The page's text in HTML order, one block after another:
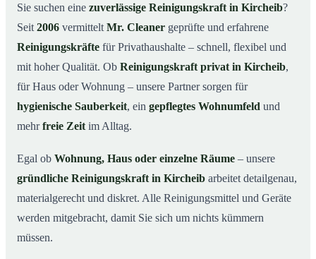
03Warum eine Reinigungskraft von Mr. Cleaner?
04So läuft die Buchung einer Reinigungskraft ab
05Typische Anlässe für eine Reinigungskraft
07Jetzt Reinigungskraft buchen
08So einfach buchen Sie eine Reinigungskraft in Kircheib
Sie suchen eine zuverlässige Reinigungskraft in Kircheib?
Seit 2006 vermittelt Mr. Cleaner geprüfte und erfahrene
Reinigungskräfte für Privathaushalte – schnell, flexibel und
mit hoher Qualität. Ob Reinigungskraft privat in Kircheib,
für Haus oder Wohnung – unsere Partner sorgen für
hygienische Sauberkeit, ein gepflegtes Wohnumfeld und
mehrfreie Zeit im Alltag.
Egal ob Wohnung, Haus oder einzelne Räume – unsere
gründliche Reinigungskraft in Kircheib arbeitet detailgenau,
materialgerecht und diskret. Alle Reinigungsmittel und Geräte
werden mitgebracht, damit Sie sich um nichts kümmern
müssen.